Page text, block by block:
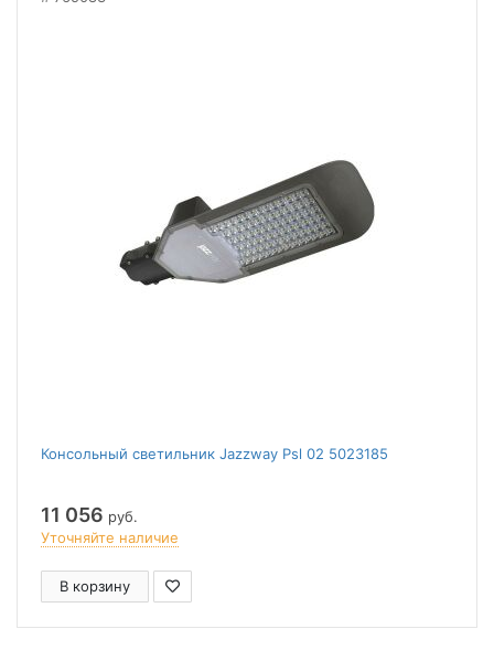
Консольный светильник Jazzway Psl 02 5023185
11 056 руб.
Уточняйте наличие
В корзину